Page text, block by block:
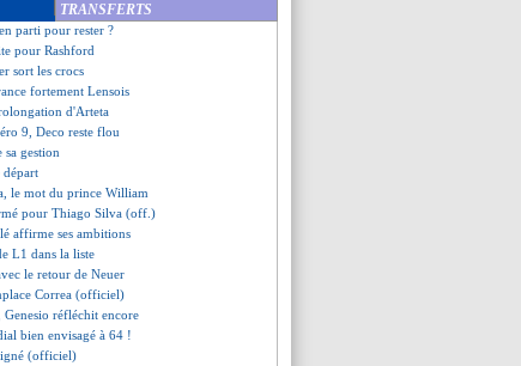
TRANSFERTS
relativise la pression
parti pour rester ?
pour Rashford
sort les crocs
fortement Lensois
d'Arteta
9, Deco reste flou
sa gestion
départ
le mot du prince William
pour Thiago Silva (off.)
affirme ses ambitions
L1 dans la liste
le retour de Neuer
Correa (officiel)
réfléchit encore
bien envisagé à 64 !
(officiel)